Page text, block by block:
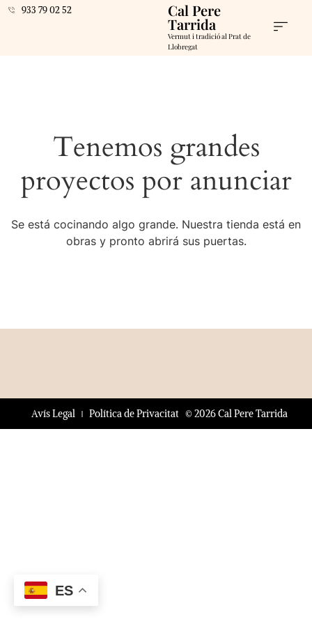
933 79 02 52 Cal Pere
Tarrida
Vermut i tradició al Prat de
Llobregat
Tenemos grandes
proyectos por anunciar
Se está cocinando algo grande. Nuestra tienda está en
obras y pronto abrirá sus puertas.
© 2026 Cal Pere Tarrida
Avís Legal Política de Privacitat
ES